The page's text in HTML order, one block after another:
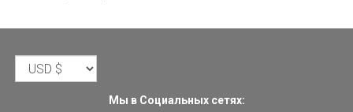
Мы в Социальных сетях: